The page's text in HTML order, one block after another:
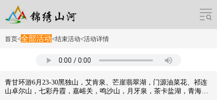
首页<全部活动<结束活动<活动详情
青甘环游6月23-30黑独山，艾肯泉、芒崖翡翠湖，门源油菜花、祁连
山卓尔山，七彩丹霞，嘉峪关，鸣沙山，月牙泉，茶卡盐湖，青海湖